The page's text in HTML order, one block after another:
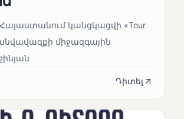
կանցկացվի «Tour
միջազգային
Դիտել